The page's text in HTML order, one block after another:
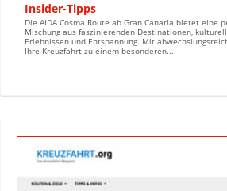
Insider-Tipps
Die AIDA Cosma Route ab Gran Canaria bietet eine
Mischung aus faszinierenden Destinationen,
Erlebnissen und Entspannung. Mit
Ihre Kreuzfahrt zu einem besonderen...